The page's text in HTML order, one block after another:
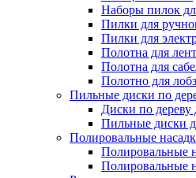
Наборы пилок
Пилки для
Пилки для
Полотна для
Полотна для
Полотно для
Пильные диски по
Диски по дереву
Пильные диски
Полировальные
Полировальные
Полировальные